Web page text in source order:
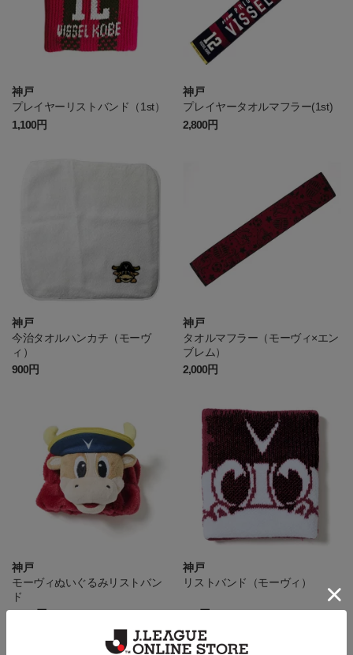
神戸
プレイヤーリストバンド（1st）
1,100円
神戸
プレイヤータオルマフラー(1st)
2,800円
神戸
今治タオルハンカチ（モーヴ
ィ）
900円
神戸
タオルマフラー（モーヴィ×エン
ブレム）
2,000円
神戸
モーヴィぬいぐるみリストバン
ド
2,200円
神戸
リストバンド（モーヴィ）
990円